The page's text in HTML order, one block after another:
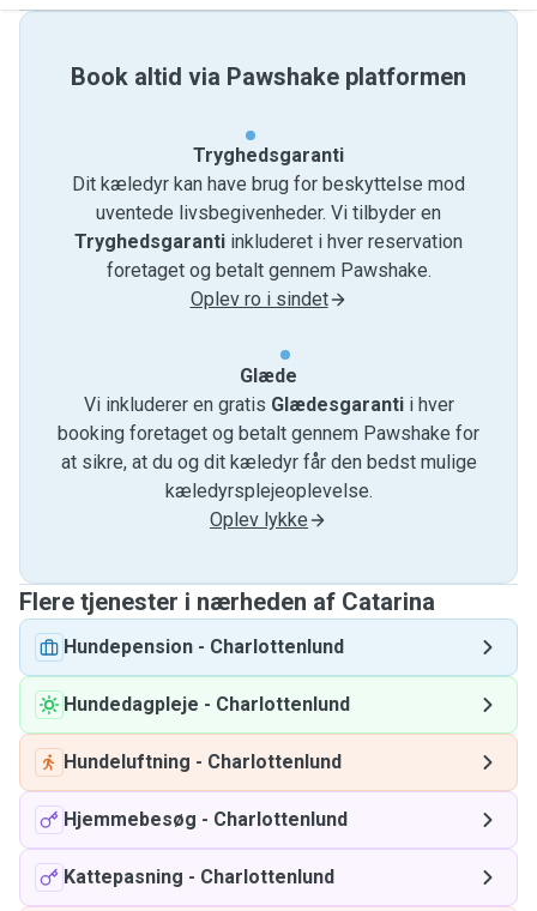
Book altid via Pawshake platformen
Tryghedsgaranti
Dit kæledyr kan have brug for beskyttelse mod
uventede livsbegivenheder. Vi tilbyder en
Tryghedsgaranti inkluderet i hver reservation
foretaget og betalt gennem Pawshake.
Oplev ro i sindet
Glæde
Vi inkluderer en gratis Glædesgarantii hver
booking foretaget og betalt gennem Pawshake for
at sikre, at du og dit kæledyr får den bedst mulige
kæledyrsplejeoplevelse.
Oplev lykke
Flere tjenester i nærheden af ​​Catarina
Hundepension - Charlottenlund
Hundedagpleje - Charlottenlund
Hundeluftning - Charlottenlund
Hjemmebesøg - Charlottenlund
Kattepasning - Charlottenlund